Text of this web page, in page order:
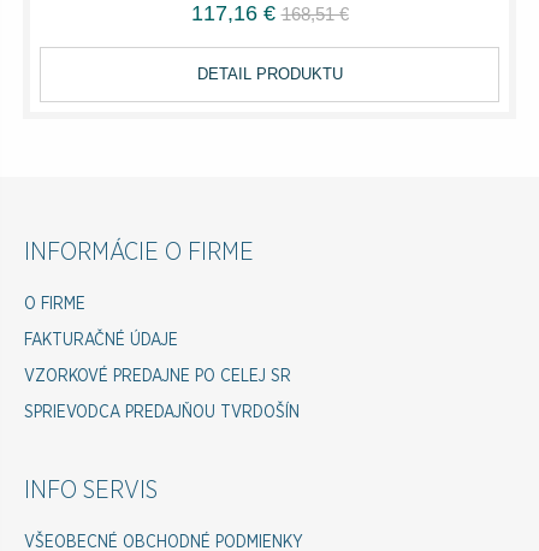
117,16 € 168,51 €
DETAIL PRODUKTU
INFORMÁCIE O FIRME
O FIRME
FAKTURAČNÉ ÚDAJE
VZORKOVÉ PREDAJNE PO CELEJ SR
SPRIEVODCA PREDAJŇOU TVRDOŠÍN
INFO SERVIS
VŠEOBECNÉ OBCHODNÉ PODMIENKY